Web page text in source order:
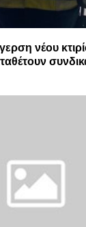
νέου